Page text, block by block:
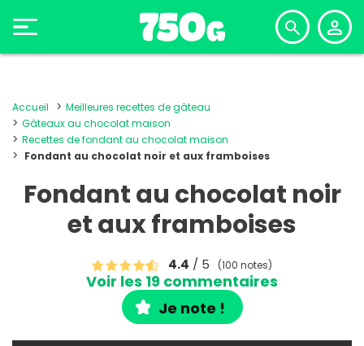
Accueil
Meilleures recettes de gâteau
Gâteaux au chocolat maison
Recettes de fondant au chocolat maison
Fondant au chocolat noir et aux framboises
Fondant au chocolat noir
et aux framboises
4.4 / 5 (100 notes)
Voir les 19 commentaires
Je note !